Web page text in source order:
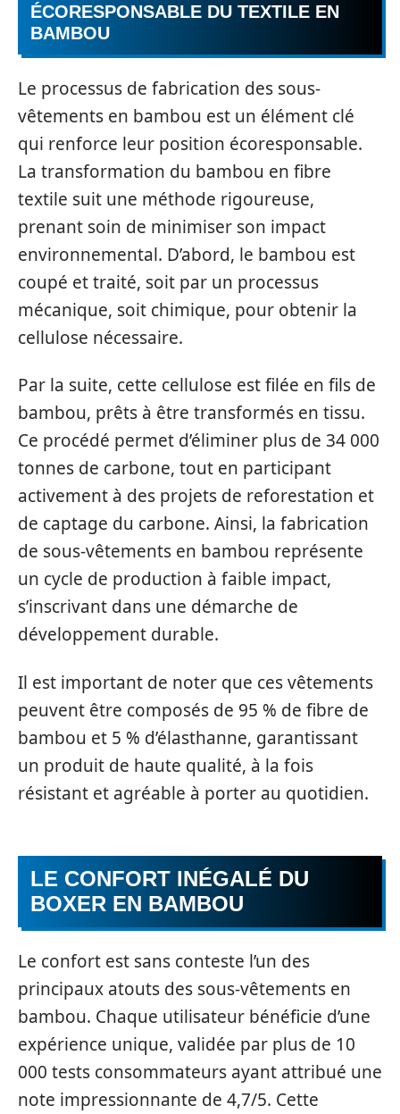
ÉCORESPONSABLE DU TEXTILE EN
BAMBOU
Le processus de fabrication des sous-
vêtements en bambou est un élément clé
qui renforce leur position écoresponsable.
La transformation du bambou en fibre
textile suit une méthode rigoureuse,
prenant soin de minimiser son impact
environnemental. D’abord, le bambou est
coupé et traité, soit par un processus
mécanique, soit chimique, pour obtenir la
cellulose nécessaire.
Par la suite, cette cellulose est filée en fils de
bambou, prêts à être transformés en tissu.
Ce procédé permet d’éliminer plus de 34 000
tonnes de carbone, tout en participant
activement à des projets de reforestation et
de captage du carbone. Ainsi, la fabrication
de sous-vêtements en bambou représente
un cycle de production à faible impact,
s’inscrivant dans une démarche de
développement durable.
Il est important de noter que ces vêtements
peuvent être composés de 95 % de fibre de
bambou et 5 % d’élasthanne, garantissant
un produit de haute qualité, à la fois
résistant et agréable à porter au quotidien.
LE CONFORT INÉGALÉ DU
BOXER EN BAMBOU
Le confort est sans conteste l’un des
principaux atouts des sous-vêtements en
bambou. Chaque utilisateur bénéficie d’une
expérience unique, validée par plus de 10
000 tests consommateurs ayant attribué une
note impressionnante de 4,7/5. Cette